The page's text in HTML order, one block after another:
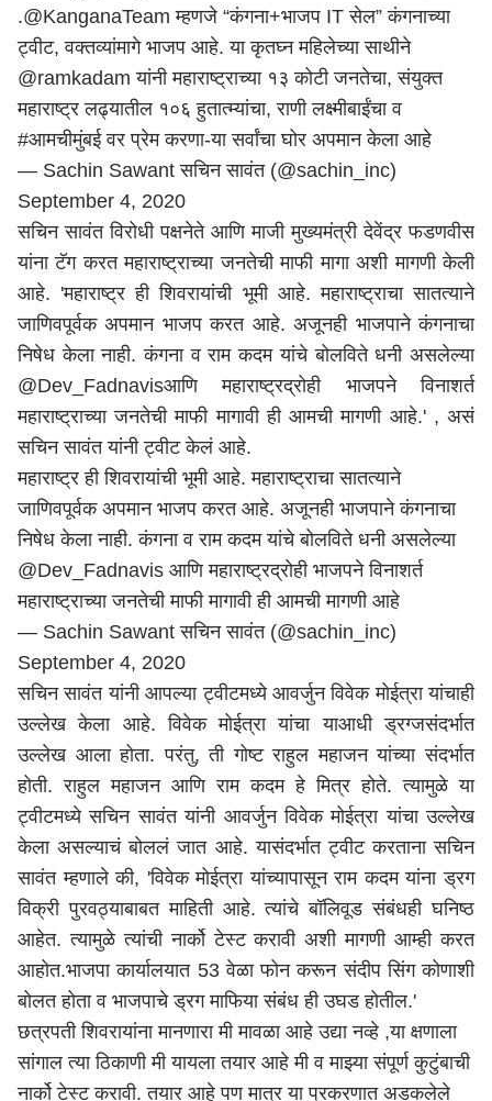
.@KanganaTeam म्हणजे “कंगना+भाजप IT सेल” कंगनाच्या
ट्वीट, वक्तव्यांमागे भाजप आहे. या कृतघ्न महिलेच्या साथीने
@ramkadam यांनी महाराष्ट्राच्या १३ कोटी जनतेचा, संयुक्त
महाराष्ट्र लढ्यातील १०६ हुतात्म्यांचा, राणी लक्ष्मीबाईंचा व
#आमचीमुंबईवर प्रेम करणा-या सर्वांचा घोर अपमान केला आहे
— Sachin Sawant सचिन सावंत (@sachin_inc)
September 4, 2020
सचिन सावंत विरोधी पक्षनेते आणि माजी मुख्यमंत्री देवेंद्र फडणवीस
यांना टॅग करत महाराष्ट्राच्या जनतेची माफी मागा अशी मागणी केली
आहे. 'महाराष्ट्र ही शिवरायांची भूमी आहे. महाराष्ट्राचा सातत्याने
जाणिवपूर्वक अपमान भाजप करत आहे. अजूनही भाजपाने कंगनाचा
निषेध केला नाही. कंगना व राम कदम यांचे बोलविते धनी असलेल्या
@Dev_Fadnavisआणि महाराष्ट्रद्रोही भाजपने विनाशर्त
महाराष्ट्राच्या जनतेची माफी मागावी ही आमची मागणी आहे.' , असं
सचिन सावंत यांनी ट्वीट केलं आहे.
महाराष्ट्र ही शिवरायांची भूमी आहे. महाराष्ट्राचा सातत्याने
जाणिवपूर्वक अपमान भाजप करत आहे. अजूनही भाजपाने कंगनाचा
निषेध केला नाही. कंगना व राम कदम यांचे बोलविते धनी असलेल्या
@Dev_Fadnavis आणि महाराष्ट्रद्रोही भाजपने विनाशर्त
महाराष्ट्राच्या जनतेची माफी मागावी ही आमची मागणी आहे
— Sachin Sawant सचिन सावंत (@sachin_inc)
September 4, 2020
सचिन सावंत यांनी आपल्या ट्वीटमध्ये आवर्जुन विवेक मोईत्रा यांचाही
उल्लेख केला आहे. विवेक मोईत्रा यांचा याआधी ड्रग्जसंदर्भात
उल्लेख आला होता. परंतु, ती गोष्ट राहुल महाजन यांच्या संदर्भात
होती. राहुल महाजन आणि राम कदम हे मित्र होते. त्यामुळे या
ट्वीटमध्ये सचिन सावंत यांनी आवर्जुन विवेक मोईत्रा यांचा उल्लेख
केला असल्याचं बोललं जात आहे. यासंदर्भात ट्वीट करताना सचिन
सावंत म्हणाले की, 'विवेक मोईत्रा यांच्यापासून राम कदम यांना ड्रग
विक्री पुरवठ्याबाबत माहिती आहे. त्यांचे बॉलिवूड संबंधही घनिष्ठ
आहेत. त्यामुळे त्यांची नार्को टेस्ट करावी अशी मागणी आम्ही करत
आहोत.भाजपा कार्यालयात 53 वेळा फोन करून संदीप सिंग कोणाशी
बोलत होता व भाजपाचे ड्रग माफिया संबंध ही उघड होतील.'
छत्रपती शिवरायांना मानणारा मी मावळा आहे उद्या नव्हे ,या क्षणाला
सांगाल त्या ठिकाणी मी यायला तयार आहे मी व माझ्या संपूर्ण कुटुंबाची
नार्को टेस्ट करावी. तयार आहे पण मात्र या प्रकरणात अडकलेले